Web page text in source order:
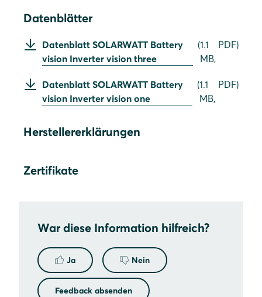
Datenblätter
Datenblatt SOLARWATT Battery
vision Inverter vision three
(1.1
MB,
PDF)
Datenblatt SOLARWATT Battery
vision Inverter vision one
(1.1
MB,
PDF)
Herstellererklärungen
Zertifikate
War diese Information hilfreich?
Ja Nein
Feedback absenden